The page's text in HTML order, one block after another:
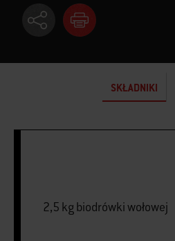
SKŁADNIKI
2,5 kg biodrówki wołowej